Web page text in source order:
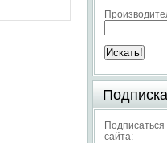
Подписка
сайта: